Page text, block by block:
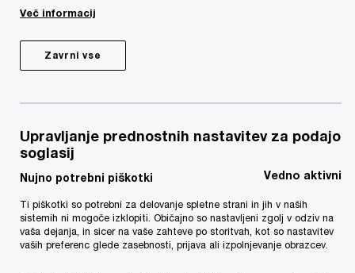
revizija bi morala igrati ključno vlogo v
okviru upravljanja družb z nudenjem
neodvisnega zagotovila, ki poslovanje
strateškem sprejemanju odločitev in
temu veliko uprav ne zna optimalno
izkoristiti svoje notranje revizije, zaradi
česar so lahko njihove organizacije
izpostavljene večjim tveganjem.
Več informacij
Zavrni vse
Upravljanje prednostnih nastavitev za podajo
soglasij
Nujno potrebni piškotki Vedno aktivni
Ti piškotki so potrebni za delovanje spletne strani in jih v naših
sistemih ni mogoče izklopiti. Običajno so nastavljeni zgolj v odziv na
vaša dejanja, in sicer na vaše zahteve po storitvah, kot so nastavitev
vaših preferenc glede zasebnosti, prijava ali izpolnjevanje obrazcev.